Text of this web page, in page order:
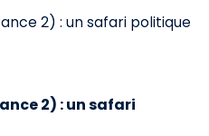
2) : un safari